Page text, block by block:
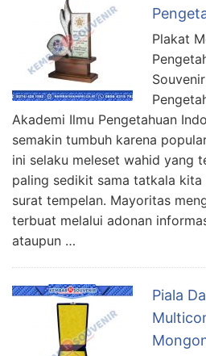
Plakat
Akademi Ilmu Pengetahuan
semakin tumbuh karena
ini selaku meleset wahid yang
paling sedikit sama tatkala kita
surat tempelan. Mayoritas
terbuat melalui adonan
ataupun …
Piala